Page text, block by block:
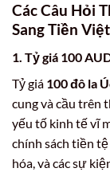
Các Câu Hỏi
Sang Tiền Việt
1. Tỷ giá 100
Tỷ giá 100 đô la
cung và cầu trên
yếu tố kinh tế vĩ
chính sách tiền
hóa, và các sự